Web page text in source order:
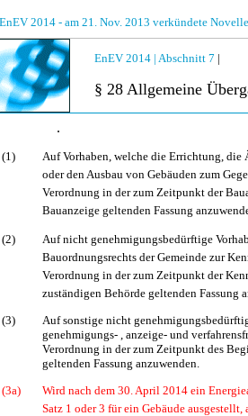
EnEV 2014 - am 21. Nov. 2013 verkündete
EnEV 2014 | Abschnitt 7 |
§ 28 Allgemeine
.
(1)
Auf Vorhaben, welche die Errichtung, die
oder den Ausbau von Gebäuden zum
Verordnung in der zum Zeitpunkt der
Bauanzeige geltenden Fassung
(2)
Auf nicht genehmigungsbedürftige
Bauordnungsrechts der Gemeinde zur
Verordnung in der zum Zeitpunkt der
zuständigen Behörde geltenden Fassung
(3)
Auf sonstige nicht
genehmigungs- , anzeige- und
Verordnung in der zum Zeitpunkt des
geltenden Fassung anzuwenden.
(3a)
Wird nach dem 30. April 2014 ein
Satz 1 oder 3 für ein Gebäude ausgestellt,